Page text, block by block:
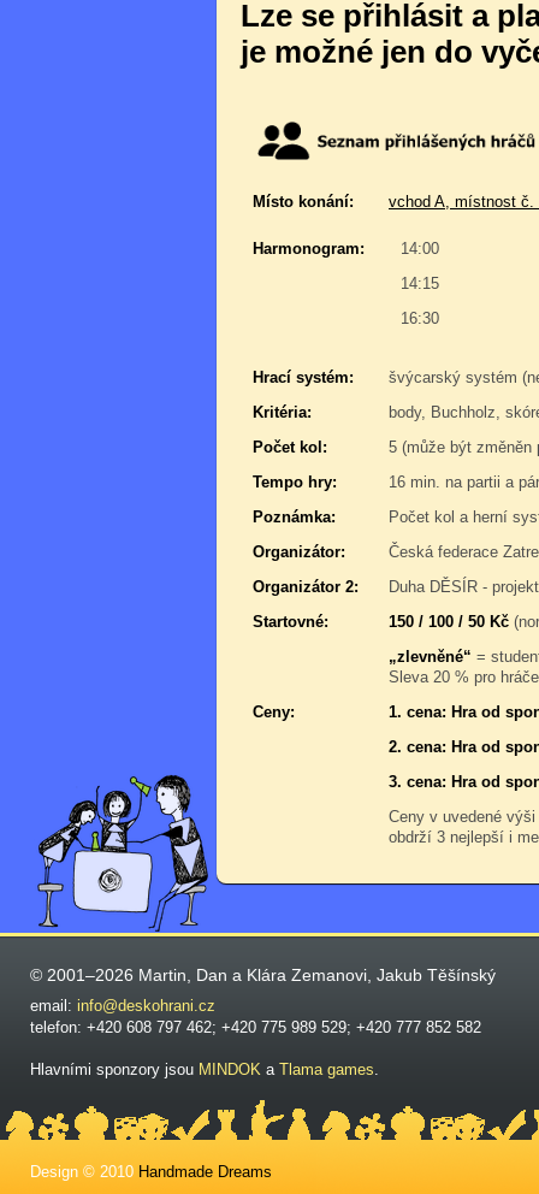
Lze se přihlásit a
je možné jen do
Místo konání: vchod A, místnost č.
Harmonogram:
14:00
14:15
16:30
Hrací systém:
švýcarský systém
Kritéria:
body, Buchholz,
Počet kol:
5 (může být změněn
Tempo hry:
16 min. na partii a pár
Poznámka:
Počet kol a herní
Organizátor:
Česká federace Zatre
Organizátor 2:
Duha DĚSÍR -
Startovné:
150 / 100 / 50 Kč
„zlevněné“ =
Sleva 20 % pro
Ceny:
1. cena: Hra od
2. cena: Hra od
3. cena: Hra od
Ceny v uvedené
obdrží 3 nejlepší i
© 2001–2026 Martin, Dan a Klára Zemanovi, Jakub Těšínský
email: info@deskohrani.cz
telefon: +420 608 797 462; +420 775 989 529; +420 777 852 582
Hlavními sponzory jsou MINDOK a Tlama games.
Design © 2010 Handmade Dreams